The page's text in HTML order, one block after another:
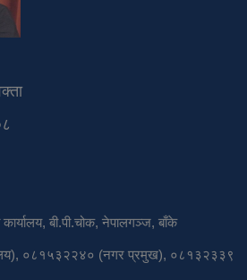
/ प्रवक्ता
बी.पी.चोक, नेपालगञ्ज, बाँके
०८१५३२२४० (नगर प्रमुख), ०८१३२३३९